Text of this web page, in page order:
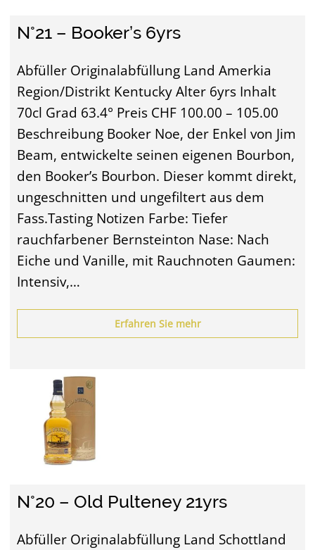
N°21 – Booker’s 6yrs
Abfüller Originalabfüllung Land Amerkia
Region/Distrikt Kentucky Alter 6yrs Inhalt
70cl Grad 63.4° Preis CHF 100.00 – 105.00
Beschreibung Booker Noe, der Enkel von Jim
Beam, entwickelte seinen eigenen Bourbon,
den Booker’s Bourbon. Dieser kommt direkt,
ungeschnitten und ungefiltert aus dem
Fass.Tasting Notizen Farbe: Tiefer
rauchfarbener Bernsteinton Nase: Nach
Eiche und Vanille, mit Rauchnoten Gaumen:
Intensiv,…
Erfahren Sie mehr
N°20 – Old Pulteney 21yrs
Abfüller Originalabfüllung Land Schottland